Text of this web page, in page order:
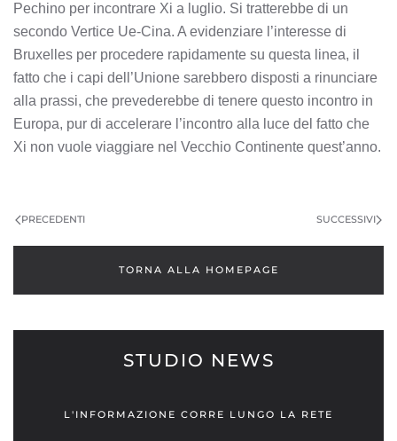
Pechino per incontrare Xi a luglio. Si tratterebbe di un
secondo Vertice Ue-Cina. A evidenziare l’interesse di
Bruxelles per procedere rapidamente su questa linea, il
fatto che i capi dell’Unione sarebbero disposti a rinunciare
alla prassi, che prevederebbe di tenere questo incontro in
Europa, pur di accelerare l’incontro alla luce del fatto che
Xi non vuole viaggiare nel Vecchio Continente quest’anno.
PRECEDENTI SUCCESSIVI
TORNA ALLA HOMEPAGE
STUDIO NEWS
L'INFORMAZIONE CORRE LUNGO LA RETE